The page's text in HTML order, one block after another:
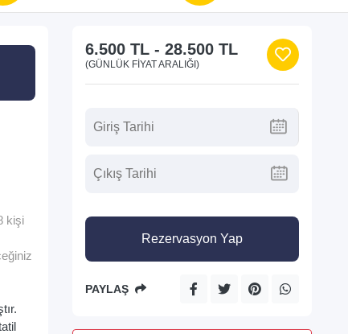
kişi
6.500 TL- 28.500 TL
(GÜNLÜK FIYAT ARALIĞI)
Rezervasyon Yap
PAYLAŞ